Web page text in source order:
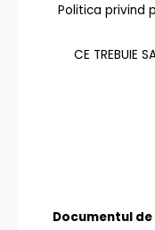
Politica privind
CE TREBUIE
Documentul de